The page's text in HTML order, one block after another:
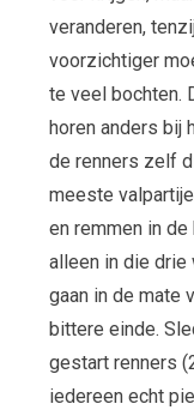
veranderen,
voorzichtiger
te veel bochten.
horen anders bij
de renners zelf
meeste
en remmen in
alleen in die drie
gaan in de mate
bittere einde.
gestart renners
iedereen echt